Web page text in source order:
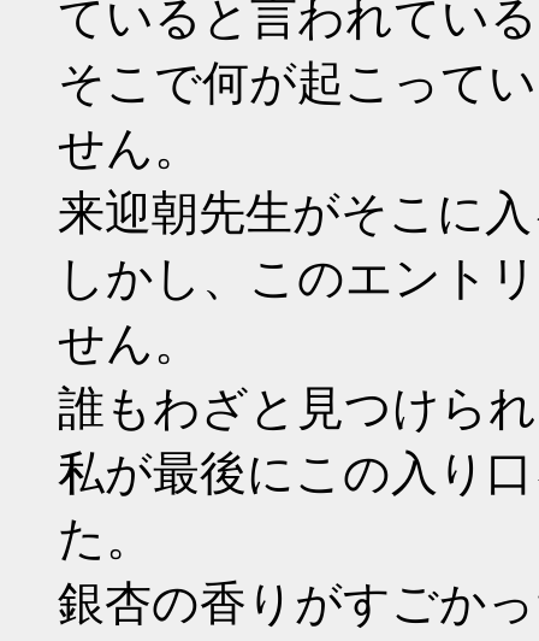
ていると言われてい
そこで何が起こって
せん。
来迎朝先生がそこに
しかし、このエント
せん。
誰もわざと見つけら
私が最後にこの入り
た。
銀杏の香りがすごか